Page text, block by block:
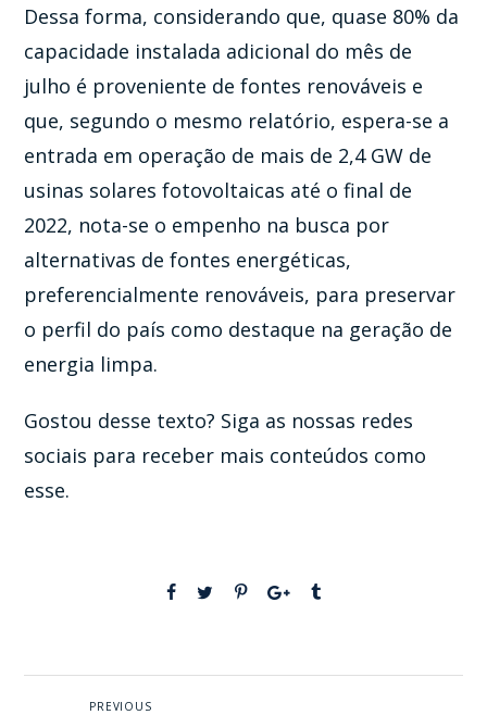
Dessa forma, considerando que, quase 80% da
capacidade instalada adicional do mês de
julho é proveniente de fontes renováveis e
que, segundo o mesmo relatório, espera-se a
entrada em operação de mais de 2,4 GW de
usinas solares fotovoltaicas até o final de
2022, nota-se o empenho na busca por
alternativas de fontes energéticas,
preferencialmente renováveis, para preservar
o perfil do país como destaque na geração de
energia limpa.
Gostou desse texto? Siga as nossas redes
sociais para receber mais conteúdos como
esse.
PREVIOUS